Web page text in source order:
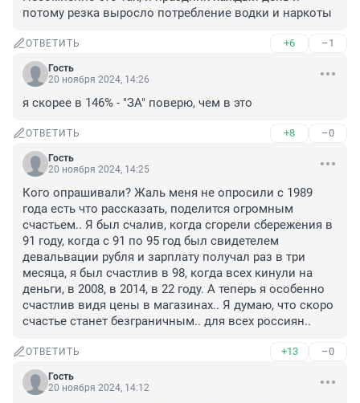
потому резка выросло потребление водки и наркоты
ОТВЕТИТЬ +6 –1
Гость
20 ноября 2024, 14:26
я скорее в 146% - "ЗА" поверю, чем в это
ОТВЕТИТЬ +8 –0
Гость
20 ноября 2024, 14:25
Кого опрашивали? Жаль меня не опросили с 1989
года есть что рассказать, поделится огромным
счастьем.. Я был счалив, когда сгорели сбережения в
91 году, когда с 91 по 95 год был свидетелем
девальвации рубля и зарплату получал раз в три
месяца, я был счастлив в 98, когда всех кинули на
деньги, в 2008, в 2014, в 22 году. А теперь я особенно
счастлив видя цены в магазинах.. Я думаю, что скоро
счастье станет безграничным.. для всех россиян..
ОТВЕТИТЬ +13 –0
Гость
20 ноября 2024, 14:12